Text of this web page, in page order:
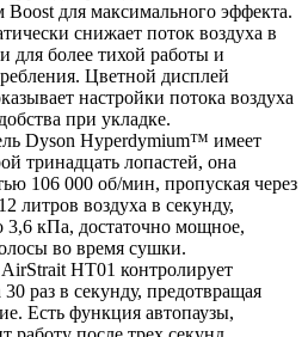
Boost для максимального эффекта.
снижает поток воздуха в
для более тихой работы и
Цветной дисплей
настройки потока воздуха
при укладке.
Dyson Hyperdymium™ имеет
тринадцать лопастей, она
106 000 об/мин, пропуская через
литров воздуха в секунду,
3,6 кПа, достаточно мощное,
во время сушки.
HT01 контролирует
раз в секунду, предотвращая
Есть функция автопаузы,